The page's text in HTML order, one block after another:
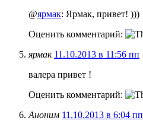
@ярмак: Ярмак, привет! )))
Оценить комментарий:
ярмак 11.10.2013 в 11:56 пп
валера привет !
Оценить комментарий:
Аноним 11.10.2013 в 6:04 пп